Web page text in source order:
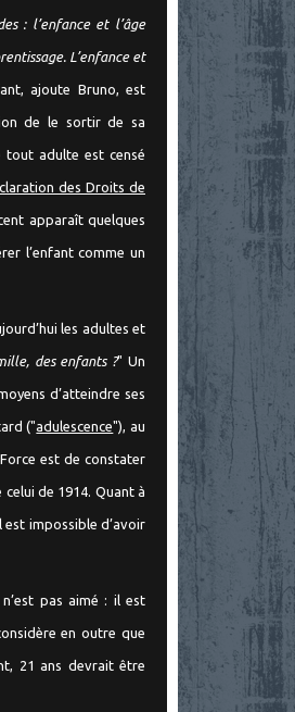
: l’enfance et l’âge
L’enfance et
ajoute Bruno, est
de le sortir de sa
tout adulte est censé
des Droits de
apparaît quelques
l’enfant comme un
les adultes et
des enfants ?" Un
d’atteindre ses
("adulescence"), au
est de constater
celui de 1914. Quant à
est impossible d’avoir
pas aimé : il est
en outre que
21 ans devrait être